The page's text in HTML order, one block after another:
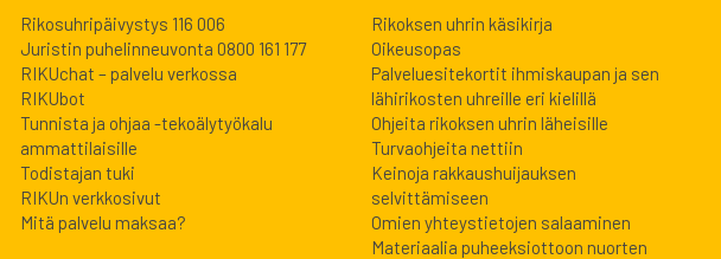
Rikosuhripäivystys 116 006
Juristin puhelinneuvonta 0800 161 177
RIKUchat – palvelu verkossa
RIKUbot
Tunnista ja ohjaa -tekoälytyökalu
ammattilaisille
Todistajan tuki
RIKUn verkkosivut
Mitä palvelu maksaa?
Rikoksen uhrin käsikirja
Oikeusopas
Palveluesitekortit ihmiskaupan ja sen
lähirikosten uhreille eri kielillä
Ohjeita rikoksen uhrin läheisille
Turvaohjeita nettiin
Keinoja rakkaushuijauksen
selvittämiseen
Omien yhteystietojen salaaminen
Materiaalia puheeksiottoon nuorten